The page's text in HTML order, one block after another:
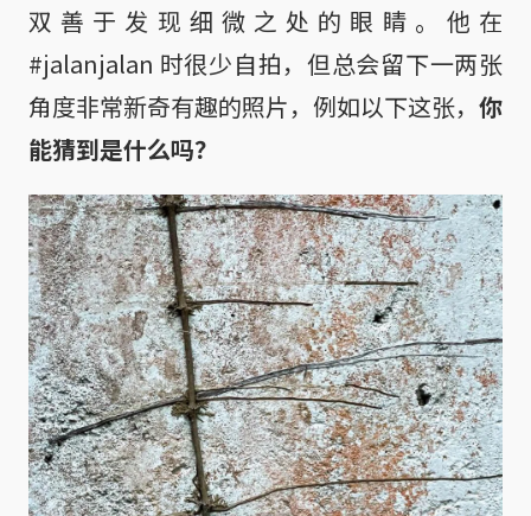
双善于发现细微之处的眼睛。他在
#jalanjalan 时很少自拍，但总会留下一两张
角度非常新奇有趣的照片，例如以下这张， 你
能猜到是什么吗？